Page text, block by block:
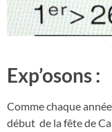
Exp’osons :
Comme chaque
début de la fête de